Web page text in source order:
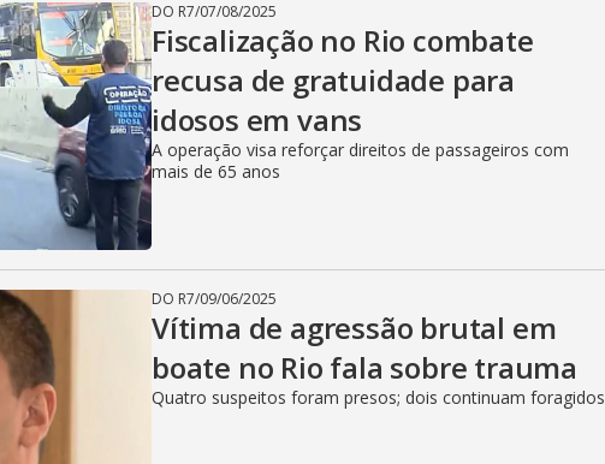
DO R7/07/08/2025
Fiscalização no Rio combate
recusa de gratuidade para
idosos em vans
A operação visa reforçar direitos de passageiros com
mais de 65 anos
DO R7/09/06/2025
Vítima de agressão brutal em
boate no Rio fala sobre trauma
Quatro suspeitos foram presos; dois continuam foragidos